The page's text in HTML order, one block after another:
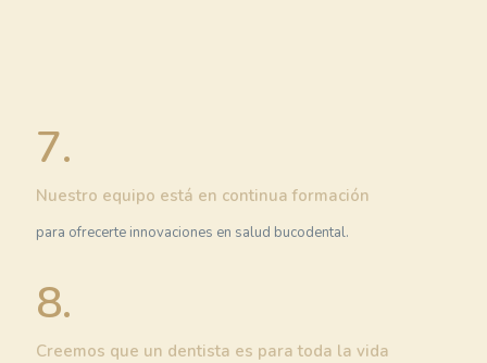
7.
Nuestro equipo está en continua formación
para ofrecerte innovaciones en salud bucodental.
8.
Creemos que un dentista es para toda la vida